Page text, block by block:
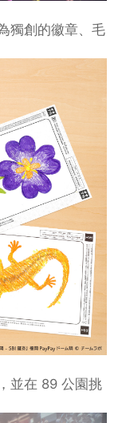
獨創的徽章、毛
並在 89 公園挑